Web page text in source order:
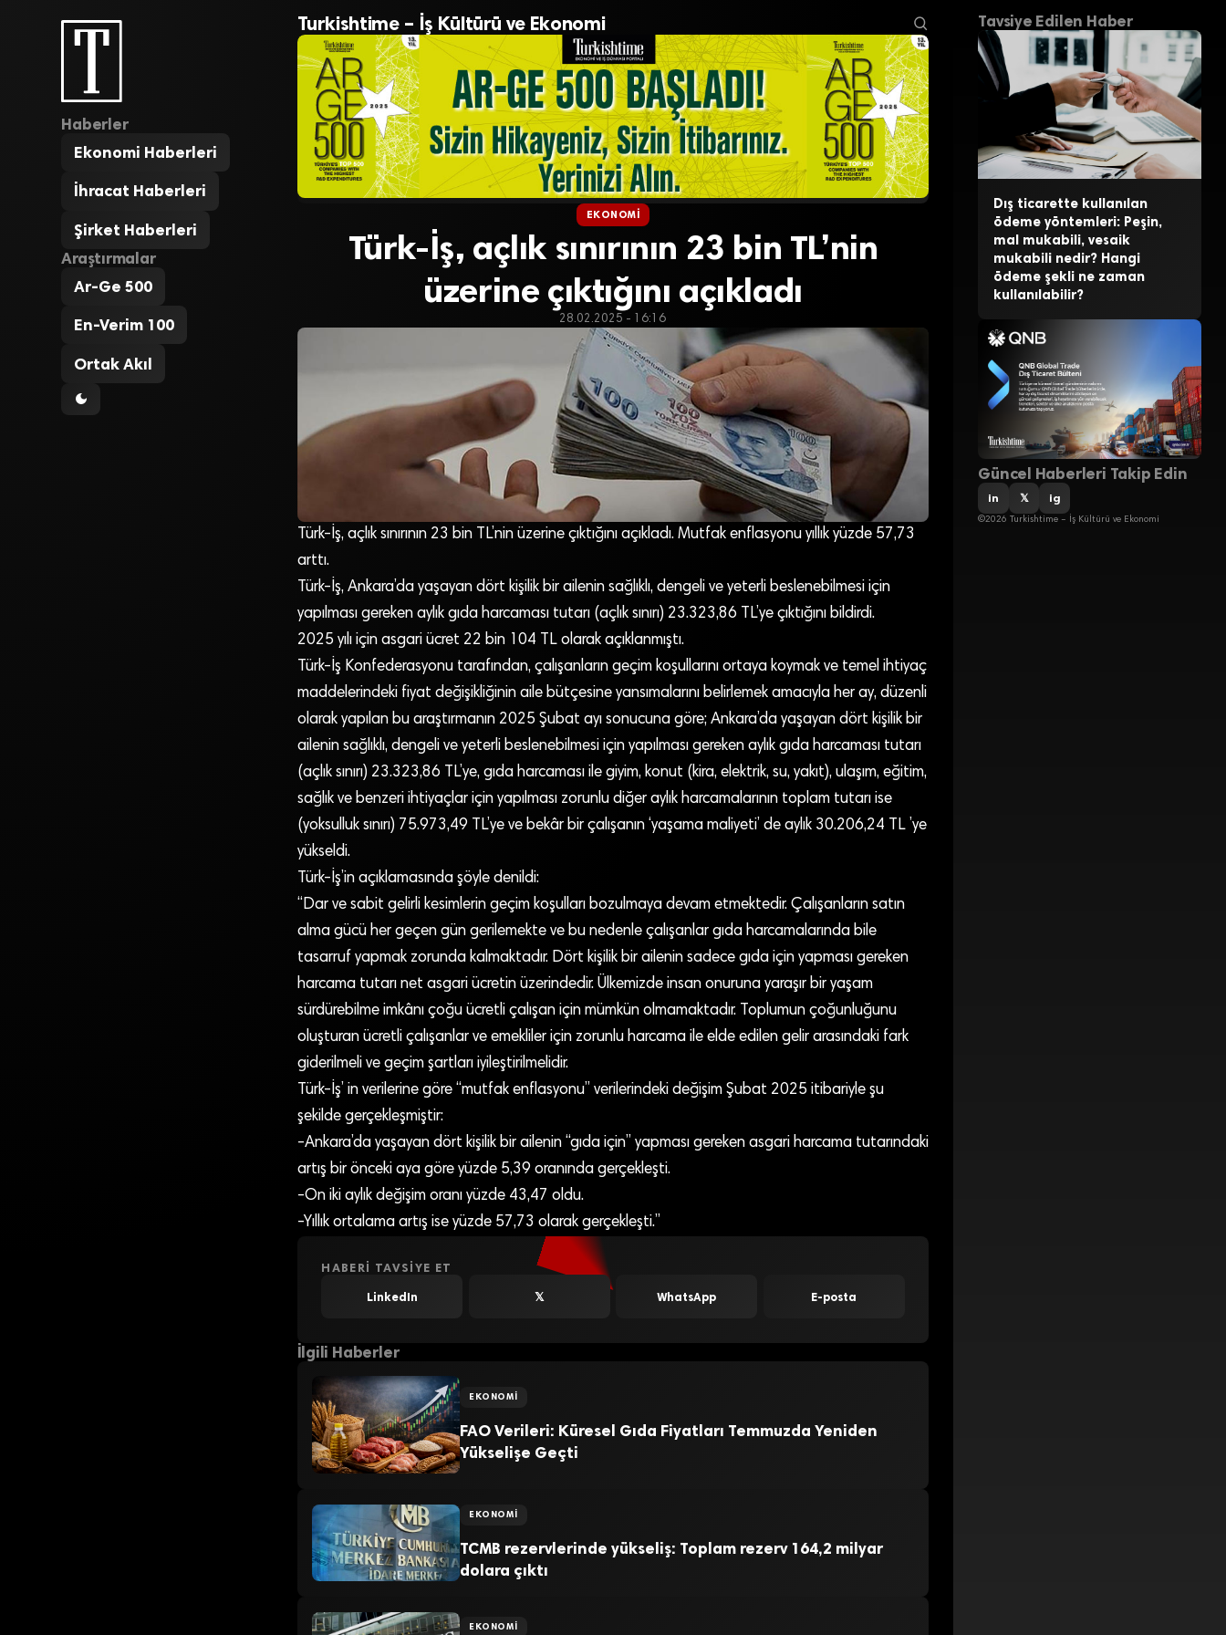
Haberler
Ekonomi Haberleri
İhracat Haberleri
Şirket Haberleri
Araştırmalar
Ar-Ge 500
En-Verim 100
Ortak Akıl
Turkishtime – İş Kültürü ve Ekonomi
EKONOMI
Türk-İş, açlık sınırının 23 bin TL’nin
üzerine çıktığını açıkladı
28.02.2025 - 16:16
Türk-İş, açlık sınırının 23 bin TL’nin üzerine çıktığını açıkladı. Mutfak enflasyonu yıllık yüzde 57,73
arttı.
Türk-İş, Ankara’da yaşayan dört kişilik bir ailenin sağlıklı, dengeli ve yeterli beslenebilmesi için
yapılması gereken aylık gıda harcaması tutarı (açlık sınırı) 23.323,86 TL’ye çıktığını bildirdi.
2025 yılı için asgari ücret 22 bin 104 TL olarak açıklanmıştı.
Türk-İş Konfederasyonu tarafından, çalışanların geçim koşullarını ortaya koymak ve temel ihtiyaç
maddelerindeki fiyat değişikliğinin aile bütçesine yansımalarını belirlemek amacıyla her ay, düzenli
olarak yapılan bu araştırmanın 2025 Şubat ayı sonucuna göre; Ankara’da yaşayan dört kişilik bir
ailenin sağlıklı, dengeli ve yeterli beslenebilmesi için yapılması gereken aylık gıda harcaması tutarı
(açlık sınırı) 23.323,86 TL’ye, gıda harcaması ile giyim, konut (kira, elektrik, su, yakıt), ulaşım, eğitim,
sağlık ve benzeri ihtiyaçlar için yapılması zorunlu diğer aylık harcamalarının toplam tutarı ise
(yoksulluk sınırı) 75.973,49 TL’ye ve bekâr bir çalışanın ‘yaşama maliyeti’ de aylık 30.206,24 TL ’ye
yükseldi.
Türk-İş’in açıklamasında şöyle denildi:
“Dar ve sabit gelirli kesimlerin geçim koşulları bozulmaya devam etmektedir. Çalışanların satın
alma gücü her geçen gün gerilemekte ve bu nedenle çalışanlar gıda harcamalarında bile
tasarruf yapmak zorunda kalmaktadır. Dört kişilik bir ailenin sadece gıda için yapması gereken
harcama tutarı net asgari ücretin üzerindedir. Ülkemizde insan onuruna yaraşır bir yaşam
sürdürebilme imkânı çoğu ücretli çalışan için mümkün olmamaktadır. Toplumun çoğunluğunu
oluşturan ücretli çalışanlar ve emekliler için zorunlu harcama ile elde edilen gelir arasındaki fark
giderilmeli ve geçim şartları iyileştirilmelidir.
Türk-İş’ in verilerine göre “mutfak enflasyonu” verilerindeki değişim Şubat 2025 itibariyle şu
şekilde gerçekleşmiştir:
-Ankara’da yaşayan dört kişilik bir ailenin “gıda için” yapması gereken asgari harcama tutarındaki
artış bir önceki aya göre yüzde 5,39 oranında gerçekleşti.
-On iki aylık değişim oranı yüzde 43,47 oldu.
-Yıllık ortalama artış ise yüzde 57,73 olarak gerçekleşti.”
HABERI TAVSIYE ET
LinkedIn 𝕏 WhatsApp E-posta
İlgili Haberler
EKONOMI
FAO Verileri: Küresel Gıda Fiyatları Temmuzda Yeniden
Yükselişe Geçti
EKONOMI
TCMB rezervlerinde yükseliş: Toplam rezerv 164,2 milyar
dolara çıktı
EKONOMI
Tavsiye Edilen Haber
Dış ticarette kullanılan
ödeme yöntemleri: Peşin,
mal mukabili, vesaik
mukabili nedir? Hangi
ödeme şekli ne zaman
kullanılabilir?
Güncel Haberleri Takip Edin
in 𝕏 ig
©2026 Turkishtime – İş Kültürü ve Ekonomi